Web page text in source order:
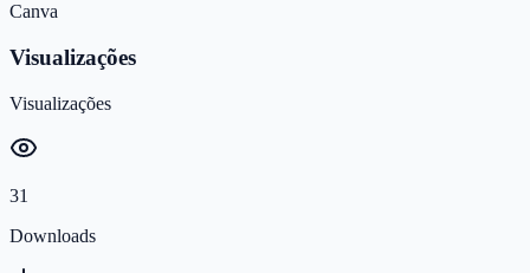
Canva
Visualizações
Visualizações
31
Downloads